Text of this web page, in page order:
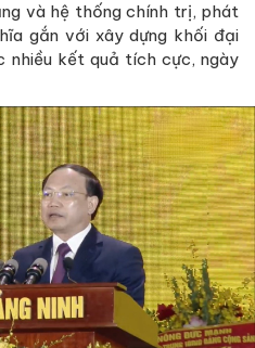
và hệ thống chính trị, phát
gắn với xây dựng khối đại
kết quả tích cực, ngày